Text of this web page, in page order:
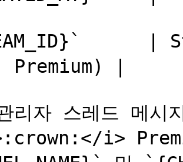
|
Premium) |
리자 스레드 메
i>